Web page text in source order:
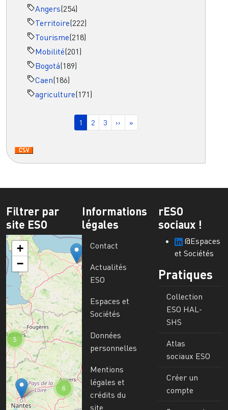
Angers(254)
Territoire(222)
Tourisme(218)
Mobilité(201)
Bogotá(189)
Caen(186)
agriculture(171)
Page courante
1 Page
2 Page
3 Page suivante
›› Dernière page
»
Filtrer par
site ESO
6
5
+
−
Informations
légales
Contact
Actualités
ESO
Espaces et
Sociétés
Données
personnelles
Mentions
légales et
crédits du
site
rESO
sociaux !
@Espaces
et Sociétés
Pratiques
Collection
ESO HAL-
SHS
Atlas
sociaux ESO
Créer un
compte